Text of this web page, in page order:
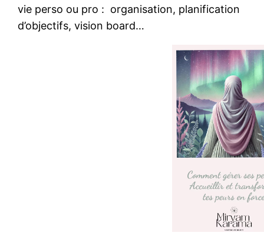
vie perso ou pro : organisation, planification
d’objectifs, vision board…